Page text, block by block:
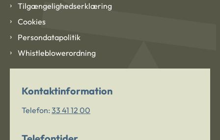
Tilgængelighedserklæring
Cookies
Persondatapolitik
Whistleblowerordning
Kontaktinformation
Telefon: 33 41 12 00